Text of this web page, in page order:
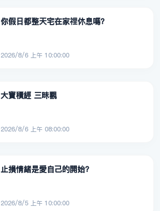
你假日都整天宅在家𥚃休息嗎？
2026/8/6 上午 10:00:00
大寶積經 三昧觀
2026/8/6 上午 08:00:00
止損情緒是愛自己的開始？
2026/8/5 上午 10:00:00